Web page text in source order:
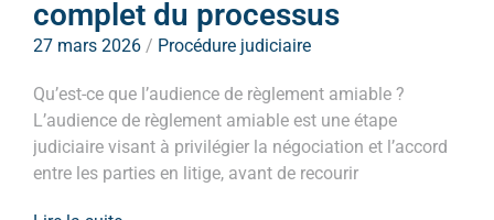
complet du processus
27 mars 2026 / Procédure judiciaire
Qu’est-ce que l’audience de règlement amiable ?
L’audience de règlement amiable est une étape
judiciaire visant à privilégier la négociation et l’accord
entre les parties en litige, avant de recourir